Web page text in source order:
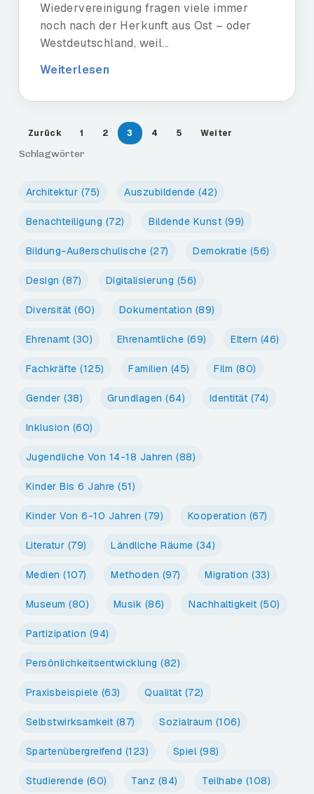
Wiedervereinigung fragen viele immer
noch nach der Herkunft aus Ost – oder
Westdeutschland, weil...
Weiterlesen
Zurück 1 2 3 4 5 Weiter
Schlagwörter
Architektur (75) Auszubildende (42)
Benachteiligung (72) Bildende Kunst (99)
Bildung-Außerschulische (27) Demokratie (56)
Design (87) Digitalisierung (56)
Diversität (60) Dokumentation (89)
Ehrenamt (30) Ehrenamtliche (69) Eltern (46)
Fachkräfte (125) Familien (45) Film (80)
Gender (38) Grundlagen (64) Identität (74)
Inklusion (60)
Jugendliche Von 14-18 Jahren (88)
Kinder Bis 6 Jahre (51)
Kinder Von 6-10 Jahren (79) Kooperation (67)
Literatur (79) Ländliche Räume (34)
Medien (107) Methoden (97) Migration (33)
Museum (80) Musik (86) Nachhaltigkeit (50)
Partizipation (94)
Persönlichkeitsentwicklung (82)
Praxisbeispiele (63) Qualität (72)
Selbstwirksamkeit (87) Sozialraum (106)
Spartenübergreifend (123) Spiel(98)
Studierende (60) Tanz (84) Teilhabe (108)